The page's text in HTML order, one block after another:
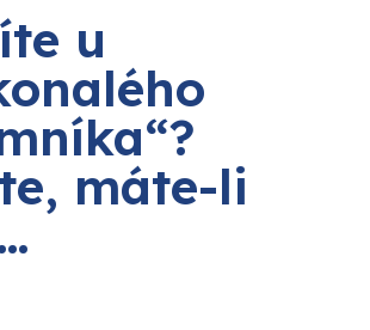
u
máte-li